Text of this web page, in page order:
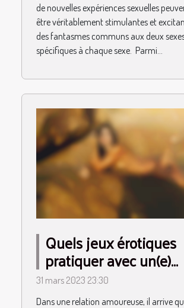
de nouvelles expériences sexuelles
être véritablement stimulantes et
des fantasmes communs aux deux
spécifiques à chaque sexe. Parmi...
Quels jeux érotiques
pratiquer avec un(e)
partenaire pudique ?
31 mars 2023 23:30
Dans une relation amoureuse, il arrive